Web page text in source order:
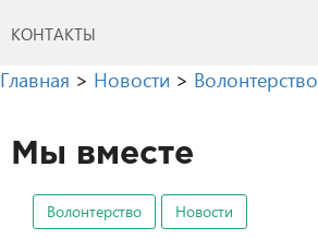
КОНТАКТЫ
Главная > Новости > Волонтерство
Мы вместе
Волонтерство Новости